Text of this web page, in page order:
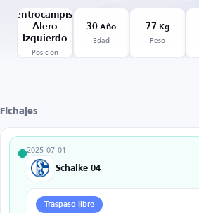
Centrocampista
Alero
Izquierdo
Posición
30 Año
Edad
77 Kg
Peso
Fichajes
2025-07-01
Schalke 04
Traspaso libre